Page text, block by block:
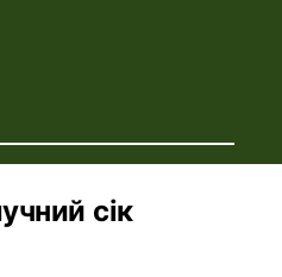
сік